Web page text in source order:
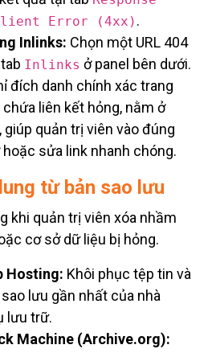
Inlinks:Chọn một URL 404
Inlinksở panel bên dưới.
đích danh chính xác trang
liên kết hỏng, nằm ở
quản trị viên vào đúng
sửa link nhanh chóng.
khi quản trị viên xóa nhầm
cơ sở dữ liệu bị hỏng.
lưu gần nhất của nhà
lưu trữ.
Machine (Archive.org):
Archive.org để xem lại giao